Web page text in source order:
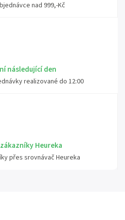
nad 999,-Kč
následující den
realizované do 12:00
Heureka
přes srovnávač Heureka